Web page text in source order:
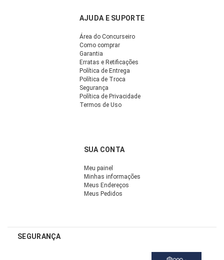
AJUDA E SUPORTE
Área do Concurseiro
Como comprar
Garantia
Erratas e Retificações
Política de Entrega
Política de Troca
Segurança
Política de Privacidade
Termos de Uso
SUA CONTA
Meu painel
Minhas informações
Meus Endereços
Meus Pedidos
SEGURANÇA